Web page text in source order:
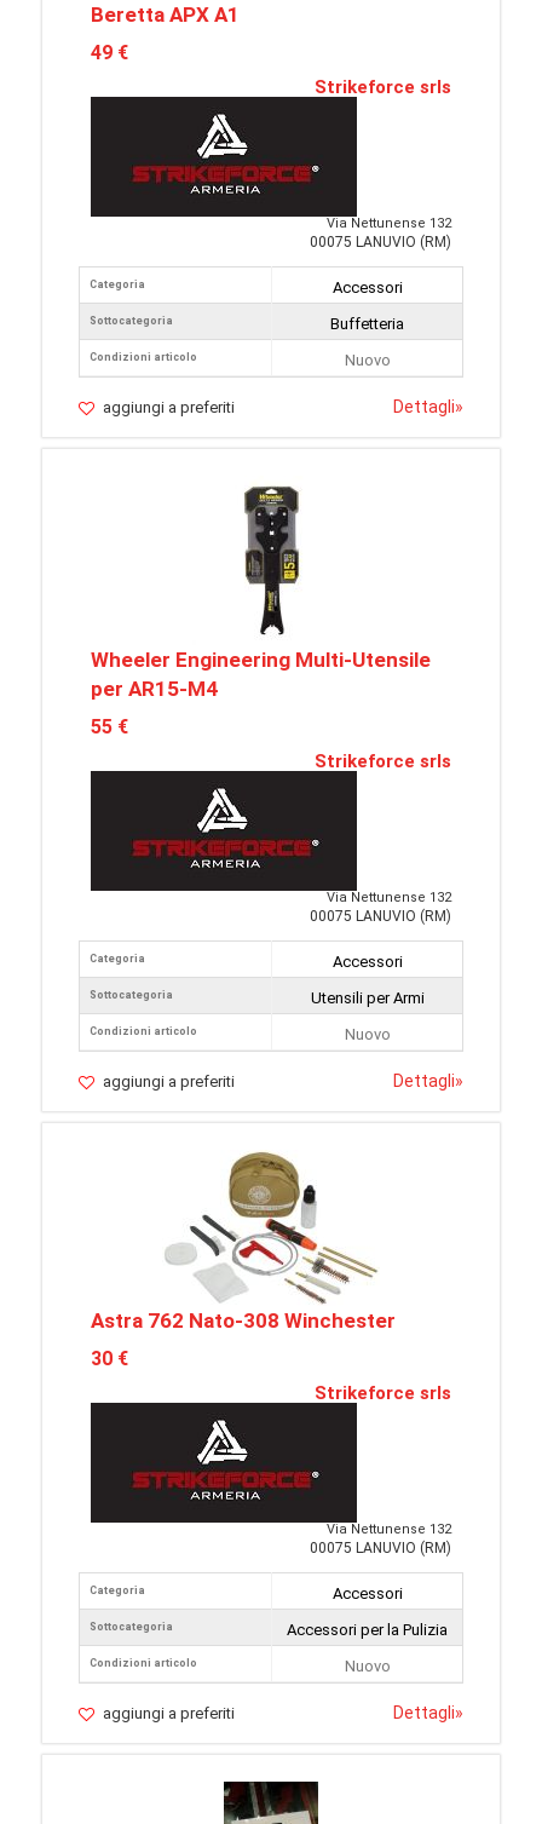
Beretta APX A1
49 €
Strikeforce srls
Via Nettunense 132
00075 LANUVIO (RM)
Categoria
Sottocategoria
Condizioni articolo
Accessori
Buffetteria
Nuovo
aggiungi a preferiti Dettagli»
Wheeler Engineering Multi-Utensile
per AR15-M4
55 €
Strikeforce srls
Via Nettunense 132
00075 LANUVIO (RM)
Categoria
Sottocategoria
Condizioni articolo
Accessori
Utensili per Armi
Nuovo
aggiungi a preferiti Dettagli»
Astra 762 Nato-308 Winchester
30 €
Strikeforce srls
Via Nettunense 132
00075 LANUVIO (RM)
Categoria
Sottocategoria
Condizioni articolo
Accessori
Accessori per la Pulizia
Nuovo
aggiungi a preferiti Dettagli»